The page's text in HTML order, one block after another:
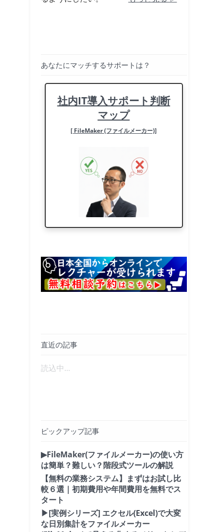
あなたにマッチするサポートは？
社内IT導入サポート判断
マップ
[ FileMaker (ファイルメーカー)]
直近の記事
読込中...
ピックアップ記事
▶FileMaker(ファイルメーカー)の使い方
は簡単？難しい？階段式ツールの解説
【無料の業務システム】まずはお試し比
較６選｜初期費用や年間費用を無料でス
タート
▶[実例シリーズ] エクセル(Excel)で大変
な日別集計をファイルメーカー